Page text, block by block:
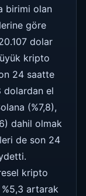
birimi olan
göre
dolar
kripto
24 saatte
dolardan el
(%7,8),
dahil olmak
de son 24
kripto
artarak